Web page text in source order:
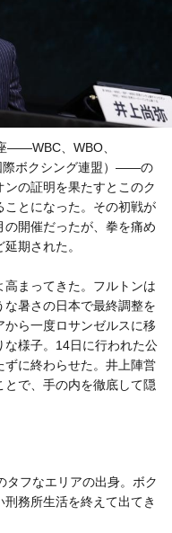
——WBC、WBO、
際ボクシング連盟）——の
の証明を果たすとこのク
ことになった。その初戦が
開催だったが、拳を痛め
期された。
まってきた。フルトンは
暑さの日本で最終調整を
ら一度ロサンゼルスに移
な様子。14日に行われた公
ずに終わらせた。井上陣営
で、手の内を徹底して隠
フなエリアの出身。ボク
務所生活を終えて出てき